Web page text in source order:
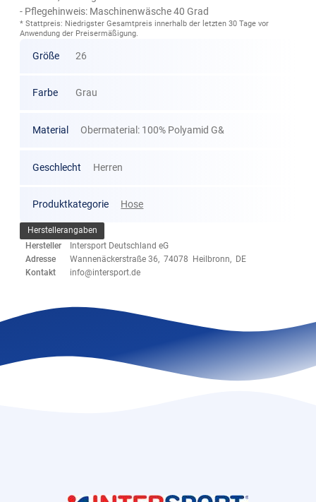
- Pflegehinweis: Maschinenwäsche 40 Grad
* Stattpreis: Niedrigster Gesamtpreis innerhalb der letzten 30 Tage vor
Anwendung der Preisermäßigung.
Größe 26
Farbe Grau
Material Obermaterial: 100% Polyamid G&
Geschlecht Herren
Produktkategorie Hose
Herstellerangaben
Hersteller
Intersport Deutschland eG
Adresse
Wannenäckerstraße 36, 74078 Heilbronn, DE
Kontakt
info@intersport.de